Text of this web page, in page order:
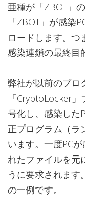
亜種が「ZBOT」
「ZBOT」が感染
ロードします。
感染連鎖の最終目
弊社が以前のブロ
「CryptoLocker
号化し、感染した
正プログラム（ラ
います。一度PC
れたファイルを元
うに要求されま
の一例です。